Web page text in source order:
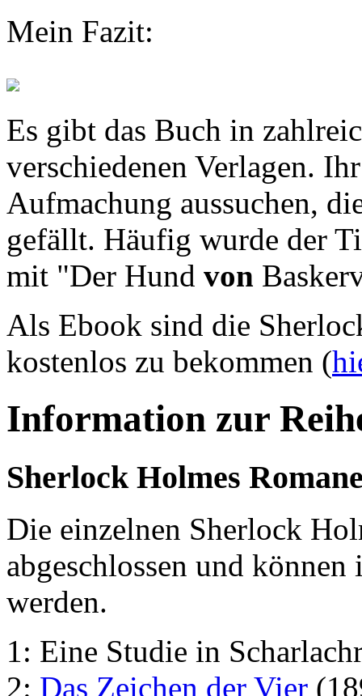
Mein Fazit:
Es gibt das Buch in
verschiedenen Verlagen.
Aufmachung aussuchen,
gefällt. Häufig wurde der
mit "Der Hund von
Als Ebook sind die
kostenlos zu bekommen (
Information zur
Sherlock Holmes
Die einzelnen Sherlock
abgeschlossen und
werden.
1: Eine Studie in
2: Das Zeichen der Vier